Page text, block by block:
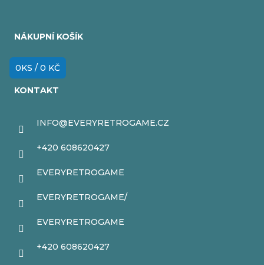
NÁKUPNÍ KOŠÍK
0KS / 0 KČ
KONTAKT
INFO@EVERYRETROGAME.CZ
+420 608620427
EVERYRETROGAME
EVERYRETROGAME/
EVERYRETROGAME
+420 608620427